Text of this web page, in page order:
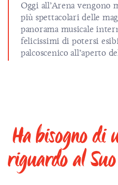
Oggi all’Arena vengono
più spettacolari delle
panorama musicale
felicissimi di potersi
palcoscenico all’aperto
Ha bisogno di
riguardo al